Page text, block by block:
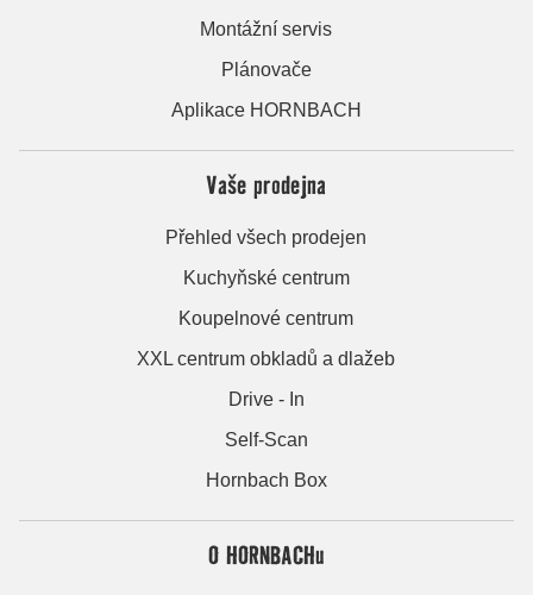
Montážní servis
Plánovače
Aplikace HORNBACH
Vaše prodejna
Přehled všech prodejen
Kuchyňské centrum
Koupelnové centrum
XXL centrum obkladů a dlažeb
Drive - In
Self-Scan
Hornbach Box
O HORNBACHu